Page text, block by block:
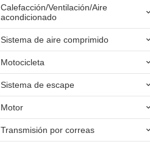
Calefacción/Ventilación/Aire
acondicionado
Sistema de aire comprimido
Motocicleta
Sistema de escape
Motor
Transmisión por correas